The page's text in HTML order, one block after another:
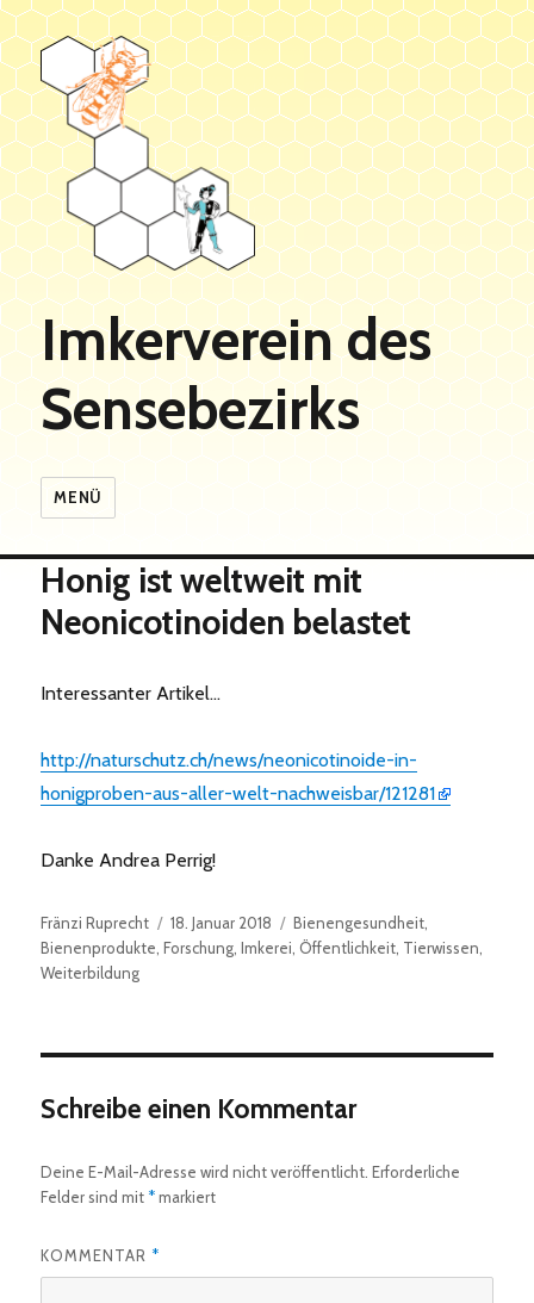
Imkerverein des
Sensebezirks
MENÜ
Honig ist weltweit mit
Neonicotinoiden belastet
Interessanter Artikel…
http://naturschutz.ch/news/neonicotinoide-in-
honigproben-aus-aller-welt-nachweisbar/121281
Danke Andrea Perrig!
Autor
Fränzi Ruprecht
Veröffentlicht
am
18. Januar 2018 Kategorien
Bienengesundheit
Bienenprodukte ,Forschung ,Imkerei Öffentlichkeit Tierwissen
Weiterbildung
Schreibe einen Kommentar
Deine E-Mail-Adresse wird nicht veröffentlicht. Erforderliche
Felder sind mit *markiert
KOMMENTAR *